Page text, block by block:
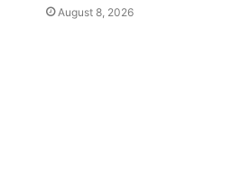
August 8, 2026